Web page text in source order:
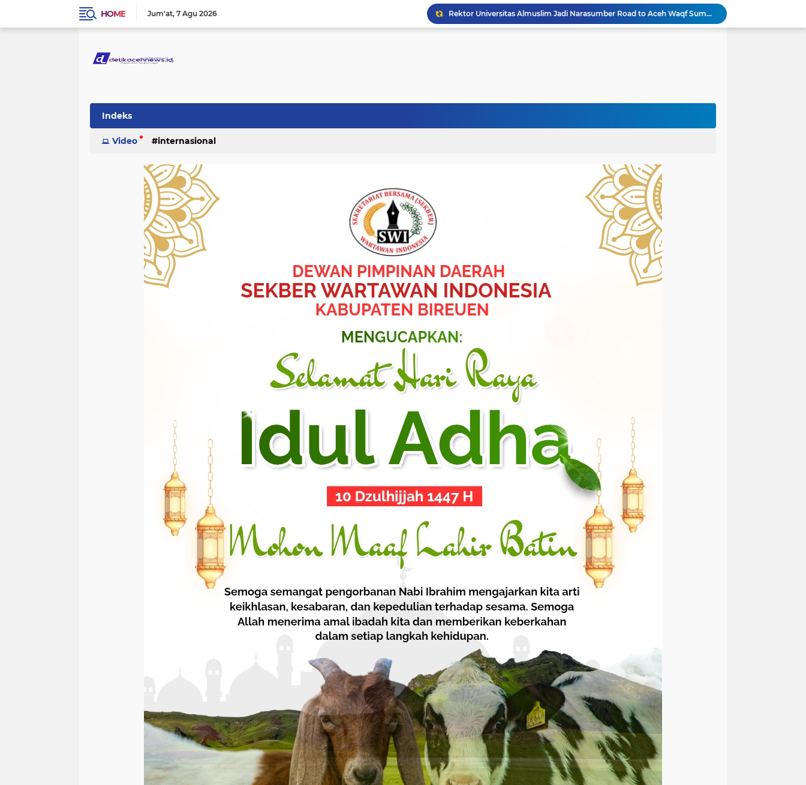
HOME Jum'at 7 Agu 2026
Rektor Universitas Almuslim Jadi Narasumber Road to Aceh Waqf Summit, Paparkan Praktik Baik Kampus Wakaf
Politisi Senior PPP Abdullah Amin Resmi Bergabung dengan PKS Bireuen
Wapres Gibran Tinjau Hasil Revitalisasi UPTD SDN 7 Jangka, Pastikan Pemulihan Pendidikan Pascabencana Berjalan Optimal
Indeks
Video internasional